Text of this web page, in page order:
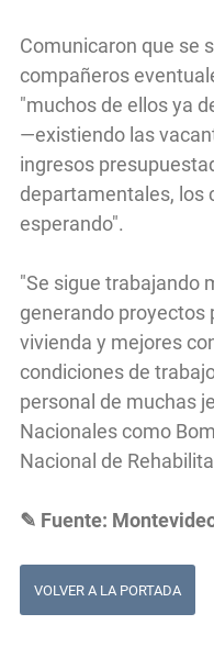
Comunicaron que se
compañeros
"muchos de ellos ya
—existiendo las
ingresos
departamentales, los
esperando".
"Se sigue trabajando
generando proyectos
vivienda y mejores
condiciones de
personal de muchas
Nacionales como
Nacional de
✎ Fuente:
VOLVER A LA PORTADA